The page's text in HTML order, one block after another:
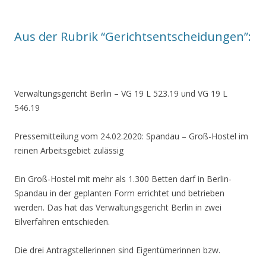
Aus der Rubrik “Gerichtsentscheidungen”:
Verwaltungsgericht Berlin – VG 19 L 523.19 und VG 19 L
546.19
Pressemitteilung vom 24.02.2020: Spandau – Groß-Hostel im
reinen Arbeitsgebiet zulässig
Ein Groß-Hostel mit mehr als 1.300 Betten darf in Berlin-
Spandau in der geplanten Form errichtet und betrieben
werden. Das hat das Verwaltungsgericht Berlin in zwei
Eilverfahren entschieden.
Die drei Antragstellerinnen sind Eigentümerinnen bzw.